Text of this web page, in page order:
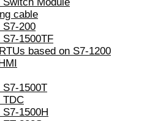
cable
S7-200
S7-1500TF
based on S7-1200
S7-1500T
TDC
S7-1500H